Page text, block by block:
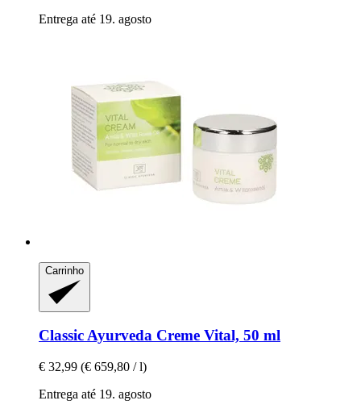
Entrega até 19. agosto
Carrinho
Classic Ayurveda Creme Vital, 50 ml
€ 32,99 (€ 659,80 / l)
Entrega até 19. agosto